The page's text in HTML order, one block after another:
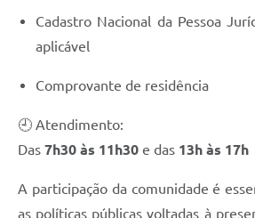
Cadastro Nacional da Pessoa
aplicável
Comprovante de residência
🕘 Atendimento:
Das 7h30 às 11h30 e das 13h às 17h
A participação da comunidade é
as políticas públicas voltadas à